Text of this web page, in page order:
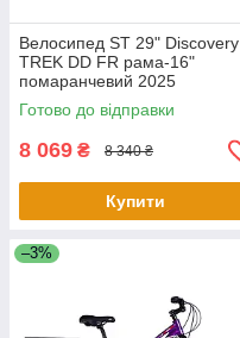
Велосипед ST 29" Discovery
TREK DD FR рама-16"
помаранчевий 2025
Готово до відправки
8 069 ₴ 8 340 ₴
Купити
–3%